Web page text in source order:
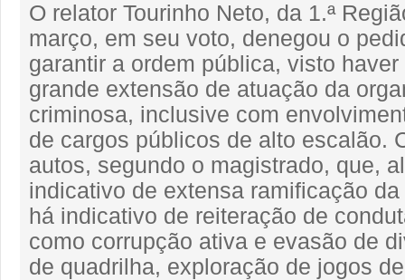
O relator Tourinho Neto, da 1.ª
março, em seu voto, denegou o
garantir a ordem pública, visto
grande extensão de atuação da
criminosa, inclusive com
de cargos públicos de alto escalão.
autos, segundo o magistrado, que,
indicativo de extensa ramificação
há indicativo de reiteração de
como corrupção ativa e evasão de
de quadrilha, exploração de jogos